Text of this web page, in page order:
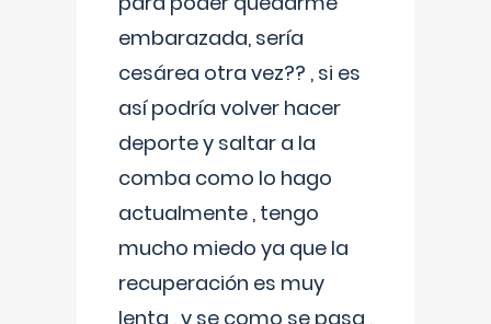
embarazada, sería
cesárea otra vez?? , si es
así podría volver hacer
deporte y saltar a la
comba como lo hago
actualmente , tengo
mucho miedo ya que la
recuperación es muy
lenta , y se como se pasa ,